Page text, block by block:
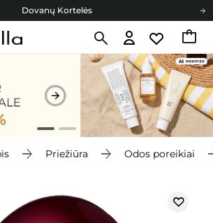
Dovanų Kortelės
Cosibella lojalumo programa
Dovanų Kortelės
Priežiūra Odos poreikiai